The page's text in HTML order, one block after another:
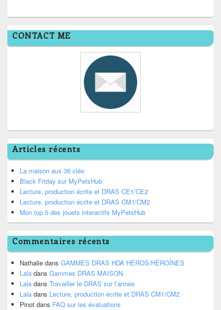
CONTACT ME
Articles récents
La maison aux 36 clés
Black Friday sur MyPetsHub
Lecture, production écrite et DRAS CE1/CE2
Lecture, production écrite et DRAS CM1/CM2
Mon top 5 des jouets interactifs MyPetsHub
Commentaires récents
Nathalie dans GAMMES DRAS HDA HÉROS/HÉROÏNES
Lala dans Gammes DRAS MAISON
Lala dans Travailler le DRAS sur l’année
Lala dans Lecture, production écrite et DRAS CM1/CM2
Pinot dans FAQ sur les évaluations